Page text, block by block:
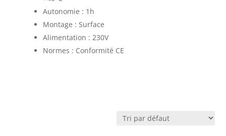
Autonomie : 1h
Montage : Surface
Alimentation : 230V
Normes : Conformité CE